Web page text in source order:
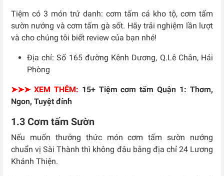
Tiệm có 3 món trứ danh: cơm tấm cá kho tộ, cơm tấm
sườn nướng và cơm tấm gà sốt. Hãy trải nghiệm lần lượt
và cho chúng tôi biết review của bạn nhé!
Địa chỉ: Số 165 đường Kênh Dương, Q.Lê Chân, Hải
Phòng
➤➤➤ XEM THÊM: 15+ Tiệm cơm tấm Quận 1: Thơm,
Ngon, Tuyệt đỉnh
1.3 Cơm tấm Sườn
Nếu muốn thưởng thức món cơm tấm sườn nướng
chuẩn vị Sài Thành thì không đâu bằng địa chỉ 24 Lương
Khánh Thiện.